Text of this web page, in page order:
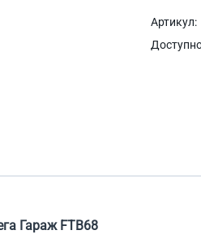
Артикул:
Гараж FTB68